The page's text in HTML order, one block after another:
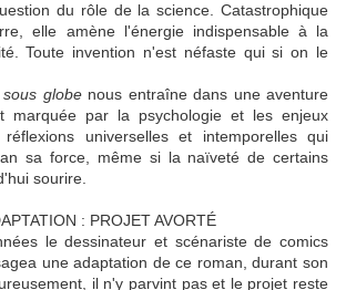
du rôle de la science. Catastrophique
elle amène l'énergie indispensable à la
Toute invention n'est néfaste qui si on le
globenous entraîne dans une aventure
marquée par la psychologie et les enjeux
réflexions universelles et intemporelles qui
sa force, même si la naïveté de certains
sourire.
: PROJET AVORTÉ
le dessinateur et scénariste de comics
une adaptation de ce roman, durant son
il n'y parvint pas et le projet reste